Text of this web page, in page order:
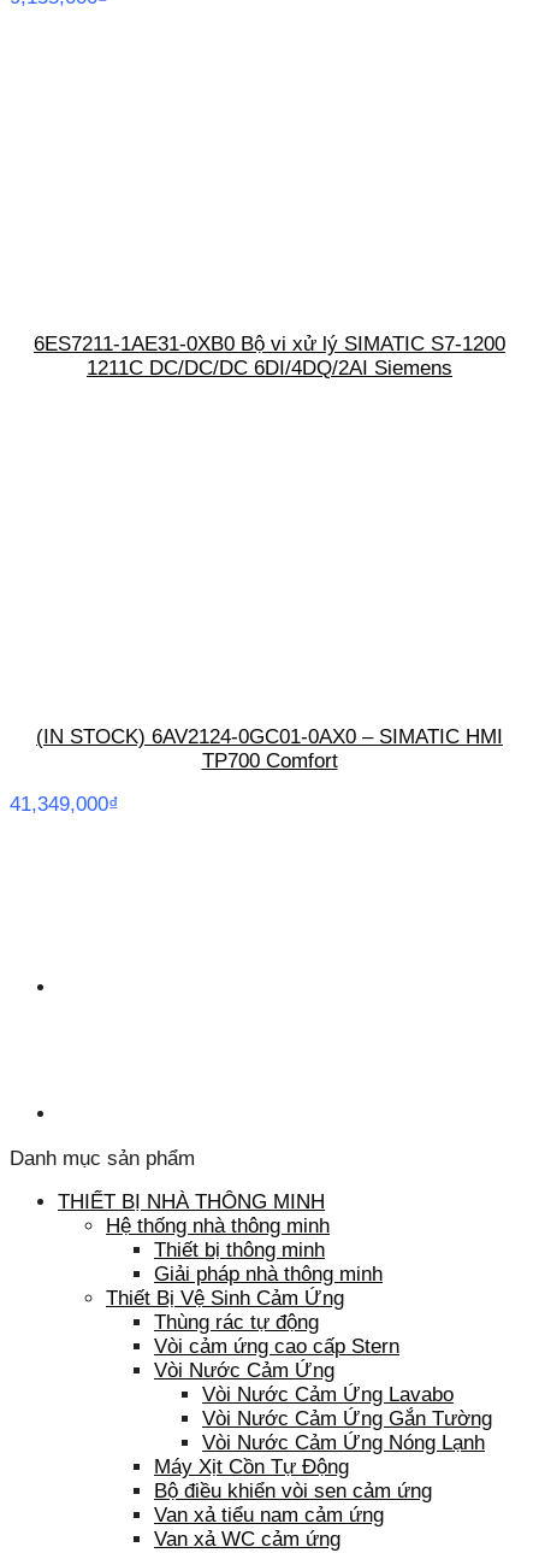
6ES7211-1AE31-0XB0 Bộ vi xử lý SIMATIC S7-1200
1211C DC/DC/DC 6DI/4DQ/2AI Siemens
(IN STOCK) 6AV2124-0GC01-0AX0 – SIMATIC HMI
TP700 Comfort
41,349,000₫
Danh mục sản phẩm
THIẾT BỊ NHÀ THÔNG MINH
Hệ thống nhà thông minh
Thiết bị thông minh
Giải pháp nhà thông minh
Thiết Bị Vệ Sinh Cảm Ứng
Thùng rác tự động
Vòi cảm ứng cao cấp Stern
Vòi Nước Cảm Ứng
Vòi Nước Cảm Ứng Lavabo
Vòi Nước Cảm Ứng Gắn Tường
Vòi Nước Cảm Ứng Nóng Lạnh
Máy Xịt Cồn Tự Động
Bộ điều khiển vòi sen cảm ứng
Van xả tiểu nam cảm ứng
Van xả WC cảm ứng